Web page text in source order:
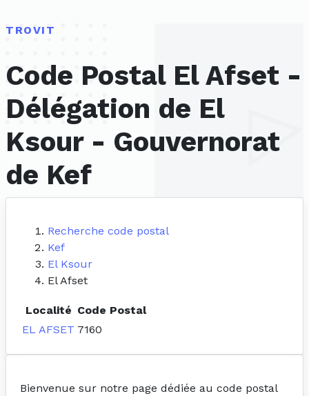
TROVIT
Code Postal El Afset -
Délégation de El
Ksour - Gouvernorat
de Kef
Recherche code postal
Kef
El Ksour
El Afset
Localité Code Postal
EL AFSET 7160
Bienvenue sur notre page dédiée au code postal